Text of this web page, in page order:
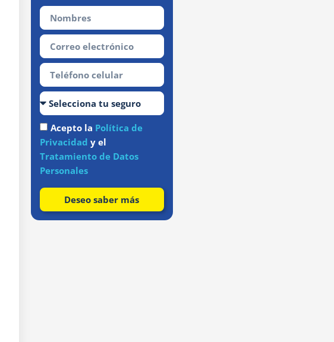
Acepto la Política de
Privacidad y el
Tratamiento de Datos
Personales
Deseo saber más